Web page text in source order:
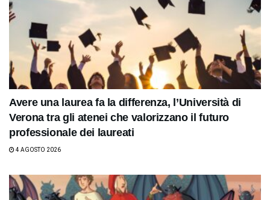
Avere una laurea fa la differenza, l’Università di
Verona tra gli atenei che valorizzano il futuro
professionale dei laureati
4 AGOSTO 2026